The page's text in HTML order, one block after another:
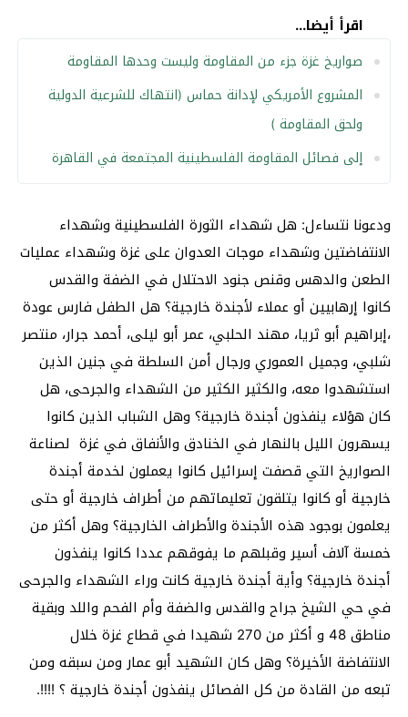
اقرأ أيضا...
صواريخ غزة جزء من المقاومة وليست وحدها المقاومة
المشروع الأمريكي لإدانة حماس (انتهاك للشرعية الدولية
ولحق المقاومة )
إلى فصائل المقاومة الفلسطينية المجتمعة في القاهرة
ودعونا نتساءل: هل شهداء الثورة الفلسطينية وشهداء
الانتفاضتين وشهداء موجات العدوان على غزة وشهداء عمليات
الطعن والدهس وقنص جنود الاحتلال في الضفة والقدس
كانوا إرهابيين أو عملاء لأجندة خارجية؟ هل الطفل فارس عودة
،إبراهيم أبو ثريا، مهند الحلبي، عمر أبو ليلى، أحمد جرار، منتصر
شلبي، وجميل العموري ورجال أمن السلطة في جنين الذين
استشهدوا معه، والكثير الكثير من الشهداء والجرحى، هل
كان هؤلاء ينفذون أجندة خارجية؟ وهل الشباب الذين كانوا
يسهرون الليل بالنهار في الخنادق والأنفاق في غزة لصناعة
الصواريخ التي قصفت إسرائيل كانوا يعملون لخدمة أجندة
خارجية أو كانوا يتلقون تعليماتهم من أطراف خارجية أو حتى
يعلمون بوجود هذه الأجندة والأطراف الخارجية؟ وهل أكثر من
خمسة آلاف أسير وقبلهم ما يفوقهم عددا كانوا ينفذون
أجندة خارجية؟ وأية أجندة خارجية كانت وراء الشهداء والجرحى
في حي الشيخ جراح والقدس والضفة وأم الفحم واللد وبقية
مناطق 48 و أكثر من 270 شهيدا في قطاع غزة خلال
الانتفاضة الأخيرة؟ وهل كان الشهيد أبو عمار ومن سبقه ومن
تبعه من القادة من كل الفصائل ينفذون أجندة خارجية ؟ !!!!.